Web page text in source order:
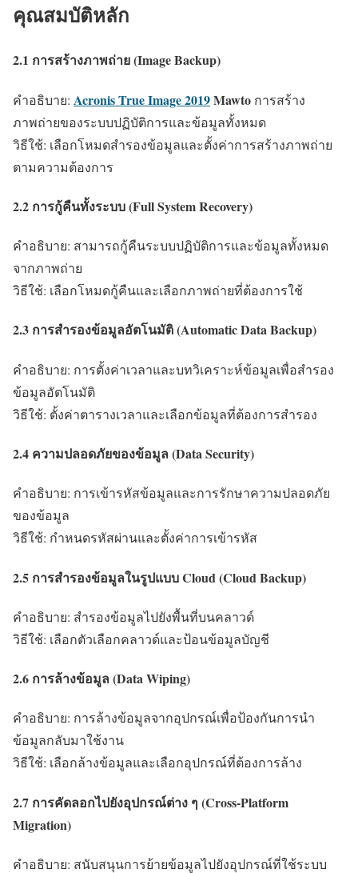
คุณสมบัติหลัก
2.1 การสร้างภาพถ่าย (Image Backup)
คำอธิบาย: Acronis True Image 2019Mawto การสร้าง
ภาพถ่ายของระบบปฏิบัติการและข้อมูลทั้งหมด
วิธีใช้: เลือกโหมดสำรองข้อมูลและตั้งค่าการสร้างภาพถ่าย
ตามความต้องการ
2.2 การกู้คืนทั้งระบบ (Full System Recovery)
คำอธิบาย: สามารถกู้คืนระบบปฏิบัติการและข้อมูลทั้งหมด
จากภาพถ่าย
วิธีใช้: เลือกโหมดกู้คืนและเลือกภาพถ่ายที่ต้องการใช้
2.3 การสำรองข้อมูลอัตโนมัติ (Automatic Data Backup)
คำอธิบาย: การตั้งค่าเวลาและบทวิเคราะห์ข้อมูลเพื่อสำรอง
ข้อมูลอัตโนมัติ
วิธีใช้: ตั้งค่าตารางเวลาและเลือกข้อมูลที่ต้องการสำรอง
2.4 ความปลอดภัยของข้อมูล (Data Security)
คำอธิบาย: การเข้ารหัสข้อมูลและการรักษาความปลอดภัย
ของข้อมูล
วิธีใช้: กำหนดรหัสผ่านและตั้งค่าการเข้ารหัส
2.5 การสำรองข้อมูลในรูปแบบ Cloud (Cloud Backup)
คำอธิบาย: สำรองข้อมูลไปยังพื้นที่บนคลาวด์
วิธีใช้: เลือกตัวเลือกคลาวด์และป้อนข้อมูลบัญชี
2.6 การล้างข้อมูล (Data Wiping)
คำอธิบาย: การล้างข้อมูลจากอุปกรณ์เพื่อป้องกันการนำ
ข้อมูลกลับมาใช้งาน
วิธีใช้: เลือกล้างข้อมูลและเลือกอุปกรณ์ที่ต้องการล้าง
2.7 การคัดลอกไปยังอุปกรณ์ต่าง ๆ (Cross-Platform
Migration)
คำอธิบาย: สนับสนุนการย้ายข้อมูลไปยังอุปกรณ์ที่ใช้ระบบ